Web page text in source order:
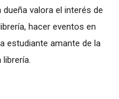
valora el interés de
hacer eventos en
estudiante amante de la